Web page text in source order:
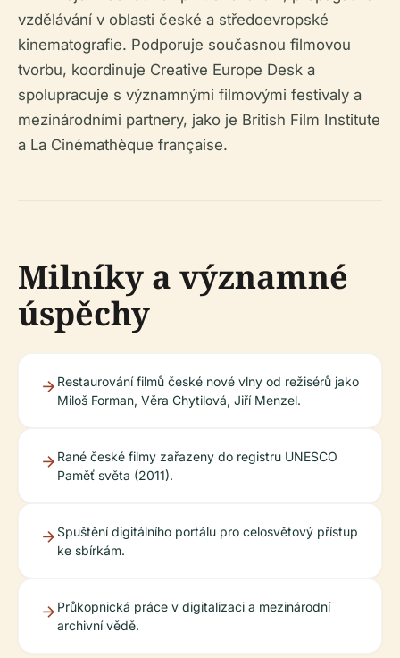
vzdělávání v oblasti české a středoevropské
kinematografie. Podporuje současnou filmovou
tvorbu, koordinuje Creative Europe Desk a
spolupracuje s významnými filmovými festivaly a
mezinárodními partnery, jako je British Film Institute
a La Cinémathèque française.
Milníky a významné
úspěchy
Restaurování filmů české nové vlny od režisérů jako
Miloš Forman, Věra Chytilová, Jiří Menzel.
Rané české filmy zařazeny do registru UNESCO
Paměť světa (2011).
Spuštění digitálního portálu pro celosvětový přístup
ke sbírkám.
Průkopnická práce v digitalizaci a mezinárodní
archivní vědě.